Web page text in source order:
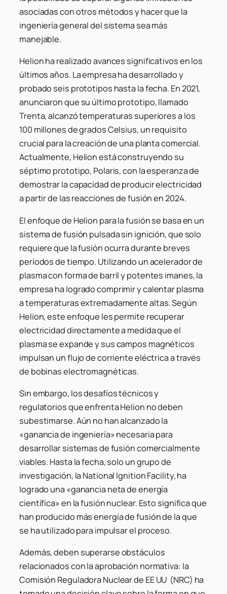
asociadas con otros métodos y hacer que la
ingeniería general del sistema sea más
manejable.
Helion ha realizado avances significativos en los
últimos años. La empresa ha desarrollado y
probado seis prototipos hasta la fecha. En 2021,
anunciaron que su último prototipo, llamado
Trenta, alcanzó temperaturas superiores a los
100 millones de grados Celsius, un requisito
crucial para la creación de una planta comercial.
Actualmente, Helion está construyendo su
séptimo prototipo, Polaris, con la esperanza de
demostrar la capacidad de producir electricidad
a partir de las reacciones de fusión en 2024.
El enfoque de Helion para la fusión se basa en un
sistema de fusión pulsada sin ignición, que solo
requiere que la fusión ocurra durante breves
períodos de tiempo. Utilizando un acelerador de
plasma con forma de barril y potentes imanes, la
empresa ha logrado comprimir y calentar plasma
a temperaturas extremadamente altas. Según
Helion, este enfoque les permite recuperar
electricidad directamente a medida que el
plasma se expande y sus campos magnéticos
impulsan un flujo de corriente eléctrica a través
de bobinas electromagnéticas.
Sin embargo, los desafíos técnicos y
regulatorios que enfrenta Helion no deben
subestimarse. Aún no han alcanzado la
«ganancia de ingeniería» necesaria para
desarrollar sistemas de fusión comercialmente
viables. Hasta la fecha, solo un grupo de
investigación, la National Ignition Facility, ha
logrado una «ganancia neta de energía
científica» en la fusión nuclear. Esto significa que
han producido más energía de fusión de la que
se ha utilizado para impulsar el proceso.
Además, deben superarse obstáculos
relacionados con la aprobación normativa: la
Comisión Reguladora Nuclear de EE UU (NRC) ha